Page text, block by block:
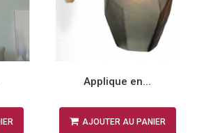
Applique en...
AJOUTER AU PANIER